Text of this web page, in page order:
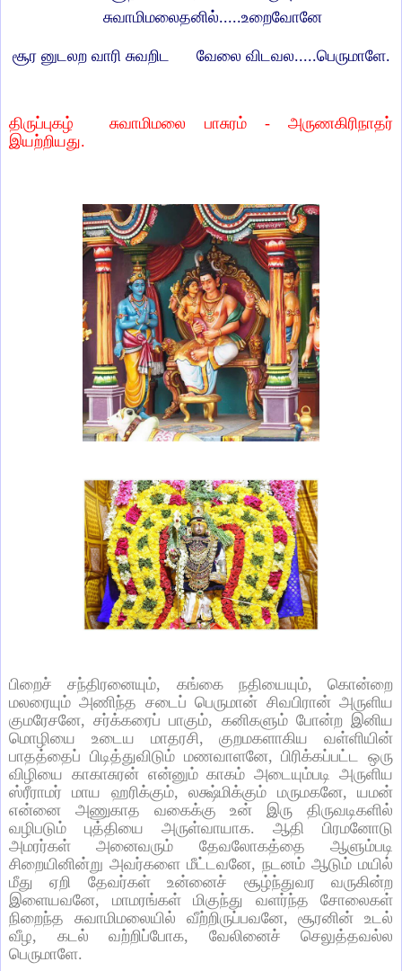
சுவாமிமலைதனில்.....உறைவோனே
சூர னுடலற வாரி சுவறிட வேலை விடவல.....பெருமாளே.
திருப்புகழ் சுவாமிமலை பாசுரம்-அருணகிரிநாதர்
இயற்றியது.
பிறைச் சந்திரனையும், கங்கை நதியையும், கொன்றை
மலரையும் அணிந்த சடைப் பெருமான் சிவபிரான் அருளிய
குமரேசனே,சர்க்கரைப் பாகும், கனிகளும் போன்ற இனிய
மொழியை
உடைய மாதரசி,குறமகளாகிய
வள்ளியின்
பாதத்தைப் பிடித்துவிடும் மணவாளனே,பிரிக்கப்பட்ட
ஒரு
விழியை காகாசுரன் என்னும் காகம் அடையும்படி
அருளிய
ஸ்ரீராமர்
மாய ஹரிக்கும்,லக்ஷ்மிக்கும் மருமகனே,யமன்
என்னை
அணுகாத வகைக்கு உன் இரு
திருவடிகளில்
வழிபடும்
புத்தியை அருள்வாயாக. ஆதி
பிரமனோடு
அமரர்கள்
அனைவரும் தேவலோகத்தை
ஆளும்படி
சிறையினின்று அவர்களை மீட்டவனே, நடனம் ஆடும் மயில்
மீது
ஏறி தேவர்கள் உன்னைச் சூழ்ந்துவர
வருகின்ற
இளையவனே, மாமரங்கள் மிகுந்து வளர்ந்த
சோலைகள்
நிறைந்த
சுவாமிமலையில் வீற்றிருப்பவனே,சூரனின் உடல்
வீழ, கடல் வற்றிப்போக, வேலினைச்
செலுத்தவல்ல
பெருமாளே.